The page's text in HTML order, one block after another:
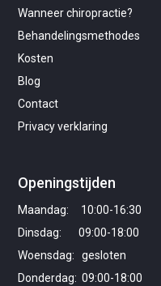
Wanneer chiropractie?
Behandelingsmethodes
Kosten
Blog
Contact
Privacy verklaring
Openingstijden
Maandag: 10:00-16:30
Dinsdag: 09:00-18:00
Woensdag: gesloten
Donderdag: 09:00-18:00